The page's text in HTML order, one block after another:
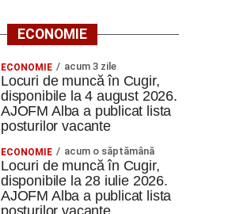
ECONOMIE
ECONOMIE acum 3 zile
Locuri de muncă în Cugir,
disponibile la 4 august 2026.
AJOFM Alba a publicat lista
posturilor vacante
ECONOMIE acum o săptămână
Locuri de muncă în Cugir,
disponibile la 28 iulie 2026.
AJOFM Alba a publicat lista
posturilor vacante